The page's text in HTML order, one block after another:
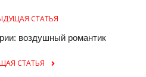
СТАТЬЯ
воздушный романтик
СТАТЬЯ